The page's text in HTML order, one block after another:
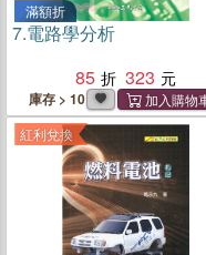
滿額折
7.電路學分析
85
323
庫存 > 10
紅利兌換